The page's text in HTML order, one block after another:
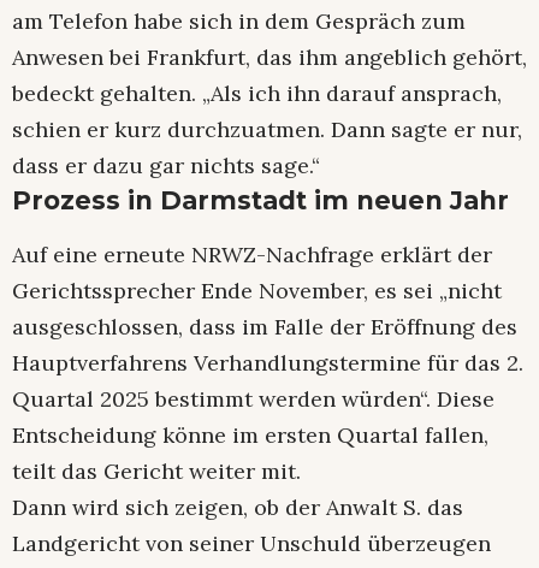
am Telefon habe sich in dem Gespräch zum
Anwesen bei Frankfurt, das ihm angeblich gehört,
bedeckt gehalten. „Als ich ihn darauf ansprach,
schien er kurz durchzuatmen. Dann sagte er nur,
dass er dazu gar nichts sage.“
Prozess in Darmstadt im neuen Jahr
Auf eine erneute NRWZ-Nachfrage erklärt der
Gerichtssprecher Ende November, es sei „nicht
ausgeschlossen, dass im Falle der Eröffnung des
Hauptverfahrens Verhandlungstermine für das 2.
Quartal 2025 bestimmt werden würden“. Diese
Entscheidung könne im ersten Quartal fallen,
teilt das Gericht weiter mit.
Dann wird sich zeigen, ob der Anwalt S. das
Landgericht von seiner Unschuld überzeugen